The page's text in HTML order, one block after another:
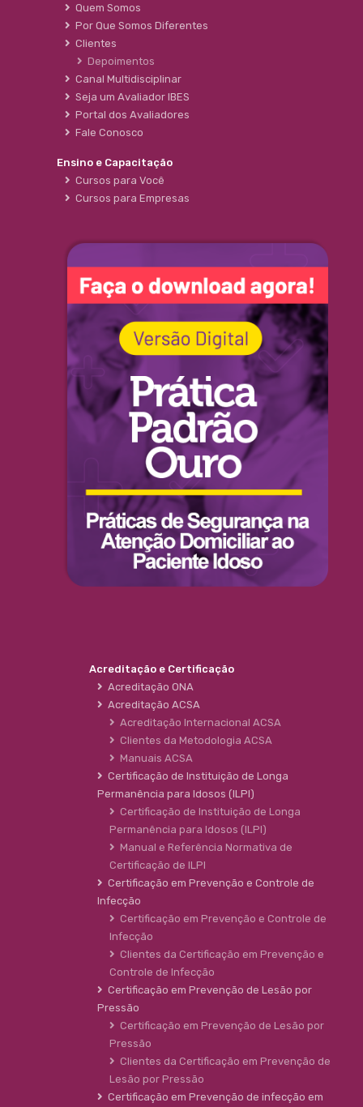
Quem Somos
Por Que Somos Diferentes
Clientes
Depoimentos
Canal Multidisciplinar
Seja um Avaliador IBES
Portal dos Avaliadores
Fale Conosco
Ensino e Capacitação
Cursos para Você
Cursos para Empresas
Acreditação e Certificação
Acreditação ONA
Acreditação ACSA
Acreditação Internacional ACSA
Clientes da Metodologia ACSA
Manuais ACSA
Certificação de Instituição de Longa
Permanência para Idosos (ILPI)
Certificação de Instituição de Longa
Permanência para Idosos (ILPI)
Manual e Referência Normativa de
Certificação de ILPI
Certificação em Prevenção e Controle de
Infecção
Certificação em Prevenção e Controle de
Infecção
Clientes da Certificação em Prevenção e
Controle de Infecção
Certificação em Prevenção de Lesão por
Pressão
Certificação em Prevenção de Lesão por
Pressão
Clientes da Certificação em Prevenção de
Lesão por Pressão
Certificação em Prevenção de infecção em